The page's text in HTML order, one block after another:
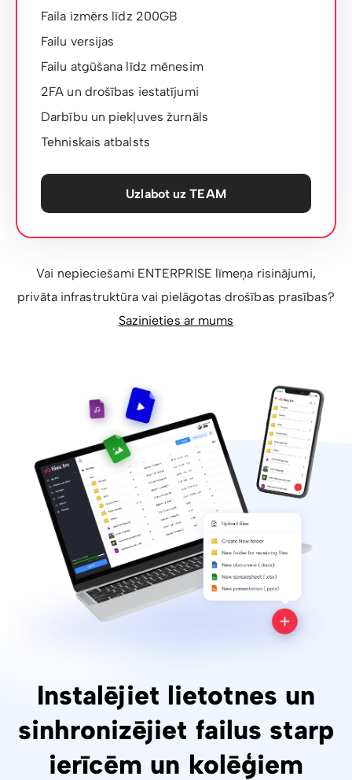
Faila izmērs līdz 200GB
Failu versijas
Failu atgūšana līdz mēnesim
2FA un drošības iestatījumi
Darbību un piekļuves žurnāls
Tehniskais atbalsts
Uzlabot uz TEAM
Vai nepieciešami ENTERPRISE līmeņa risinājumi,
privāta infrastruktūra vai pielāgotas drošības prasības?
Sazinieties ar mums
Instalējiet lietotnes un
sinhronizējiet failus starp
ierīcēm un kolēģiem